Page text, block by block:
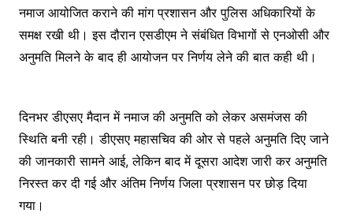
नमाज आयोजित कराने की मांग प्रशासन और पुलिस अधिकारियों के
समक्ष रखी थी। इस दौरान एसडीएम ने संबंधित विभागों से एनओसी और
अनुमति मिलने के बाद ही आयोजन पर निर्णय लेने की बात कही थी।
दिनभर डीएसए मैदान में नमाज की अनुमति को लेकर असमंजस की
स्थिति बनी रही। डीएसए महासचिव की ओर से पहले अनुमति दिए जाने
की जानकारी सामने आई, लेकिन बाद में दूसरा आदेश जारी कर अनुमति
निरस्त कर दी गई और अंतिम निर्णय जिला प्रशासन पर छोड़ दिया
गया।